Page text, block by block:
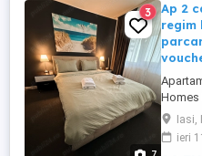
3
Ap 2
regim
Homes
plata
factura
cinci
Iasi,
ieri